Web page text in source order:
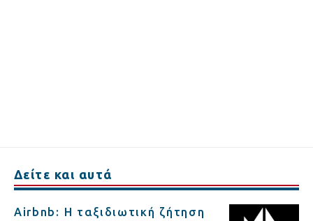
Δείτε και αυτά
Airbnb: Η ταξιδιωτική ζήτηση